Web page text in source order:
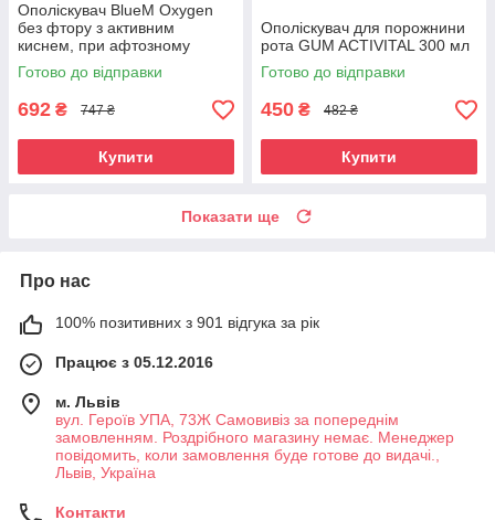
Ополіскувач BlueM Oxygen
без фтору з активним
киснем, при афтозному
стоматиті, гінгівіті та сухості у
роті, 250 мл
Готово до відправки
692 ₴ 747 ₴
Купити
Ополіскувач для порожнини
рота GUM ACTIVITAL 300 мл
Готово до відправки
450 ₴ 482 ₴
Купити
Показати ще
Про нас
100% позитивних з 901 відгука за рік
Працює з 05.12.2016
м. Львів
вул. Героїв УПА, 73Ж Самовивіз за попереднім
замовленням. Роздрібного магазину немає. Менеджер
повідомить, коли замовлення буде готове до видачі.,
Львів, Україна
Контакти